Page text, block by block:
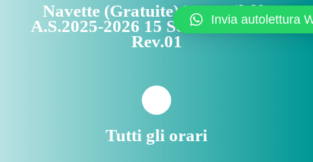
Navette (Gratuite) I.I.S. Filelfo
A.S.2025-2026 15 Settembre 2025
Rev.01
Tutti gli orari
Invia autolettura